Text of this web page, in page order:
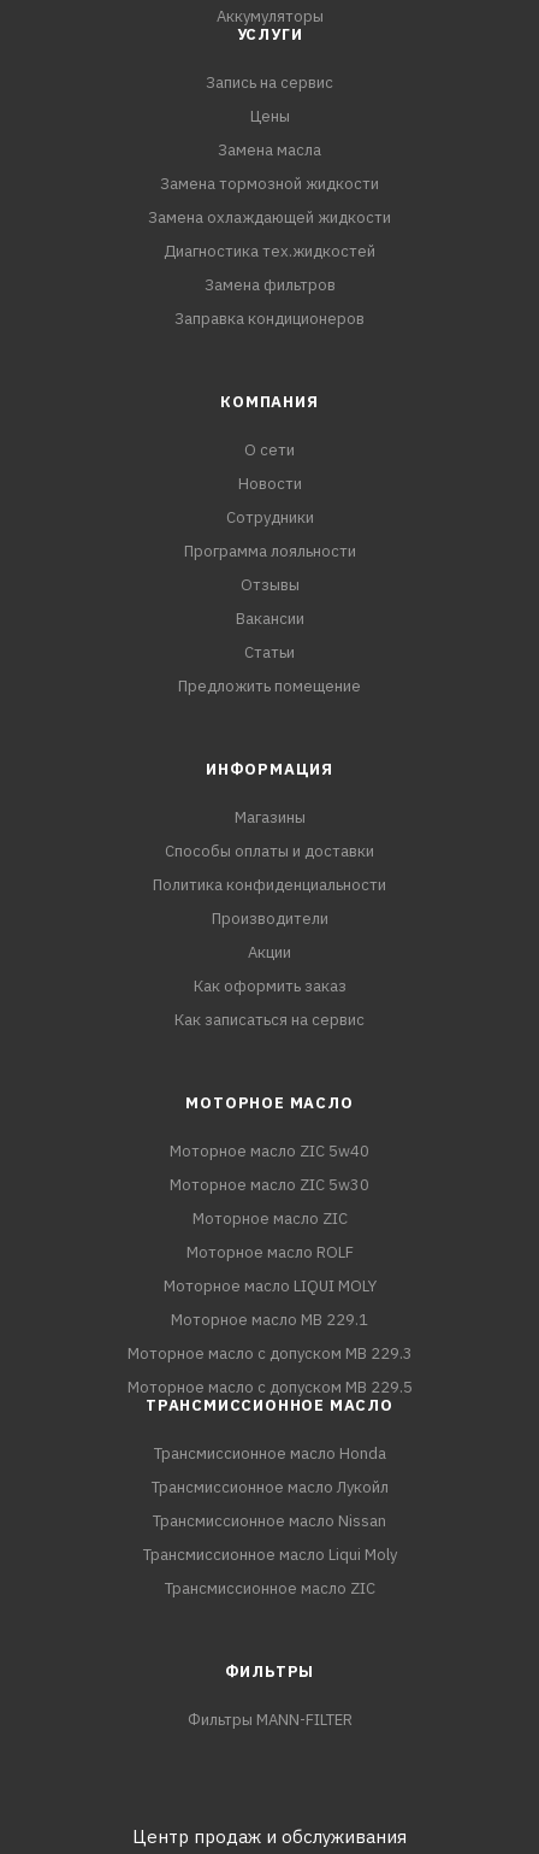
Аккумуляторы
УСЛУГИ
Запись на сервис
Цены
Замена масла
Замена тормозной жидкости
Замена охлаждающей жидкости
Диагностика тех.жидкостей
Замена фильтров
Заправка кондиционеров
КОМПАНИЯ
О сети
Новости
Сотрудники
Программа лояльности
Отзывы
Вакансии
Статьи
Предложить помещение
ИНФОРМАЦИЯ
Магазины
Способы оплаты и доставки
Политика конфиденциальности
Производители
Акции
Как оформить заказ
Как записаться на сервис
МОТОРНОЕ МАСЛО
Моторное масло ZIC 5w40
Моторное масло ZIC 5w30
Моторное масло ZIC
Моторное масло ROLF
Моторное масло LIQUI MOLY
Моторное масло MB 229.1
Моторное масло с допуском MB 229.3
Моторное масло с допуском MB 229.5
ТРАНСМИССИОННОЕ МАСЛО
Трансмиссионное масло Honda
Трансмиссионное масло Лукойл
Трансмиссионное масло Nissan
Трансмиссионное масло Liqui Moly
Трансмиссионное масло ZIC
ФИЛЬТРЫ
Фильтры MANN-FILTER
Центр продаж и обслуживания